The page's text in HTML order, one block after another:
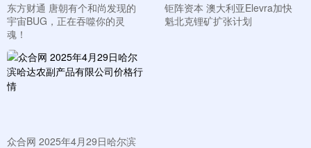
东方财通 唐朝有个和尚发现的
宇宙BUG，正在吞噬你的灵
魂！
钜阵资本 澳大利亚Elevra加快
魁北克锂矿扩张计划
众合网 2025年4月29日哈尔滨